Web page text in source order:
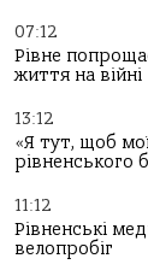
07:12
Рівне
життя на війні
13:12
«Я тут, щоб
рівненського
11:12
Рівненські
велопробіг